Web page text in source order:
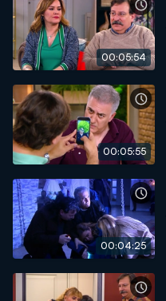
00:05:54
00:05:55
00:04:25